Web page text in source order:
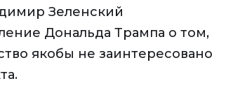
Зеленский
Дональда Трампа о том,
якобы не заинтересовано